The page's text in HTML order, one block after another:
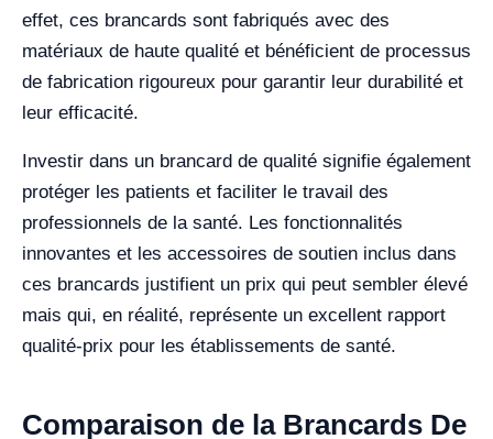
effet, ces brancards sont fabriqués avec des
matériaux de haute qualité et bénéficient de processus
de fabrication rigoureux pour garantir leur durabilité et
leur efficacité.
Investir dans un brancard de qualité signifie également
protéger les patients et faciliter le travail des
professionnels de la santé. Les fonctionnalités
innovantes et les accessoires de soutien inclus dans
ces brancards justifient un prix qui peut sembler élevé
mais qui, en réalité, représente un excellent rapport
qualité-prix pour les établissements de santé.
Comparaison de la Brancards De